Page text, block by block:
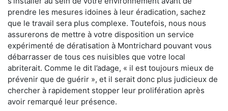
prendre les mesures idoines à leur éradication, sachez
que le travail sera plus complexe. Toutefois, nous nous
assurerons de mettre à votre disposition un service
expérimenté de dératisation à Montrichard pouvant vous
débarrasser de tous ces nuisibles que votre local
abriterait. Comme le dit l’adage, « il est toujours mieux de
prévenir que de guérir », et il serait donc plus judicieux de
chercher à rapidement stopper leur prolifération après
avoir remarqué leur présence.